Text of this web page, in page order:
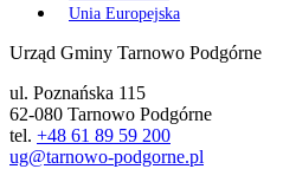
Unia Europejska
Urząd Gminy Tarnowo Podgórne
ul. Poznańska 115
62-080 Tarnowo Podgórne
tel. +48 61 89 59 200
ug@tarnowo-podgorne.pl